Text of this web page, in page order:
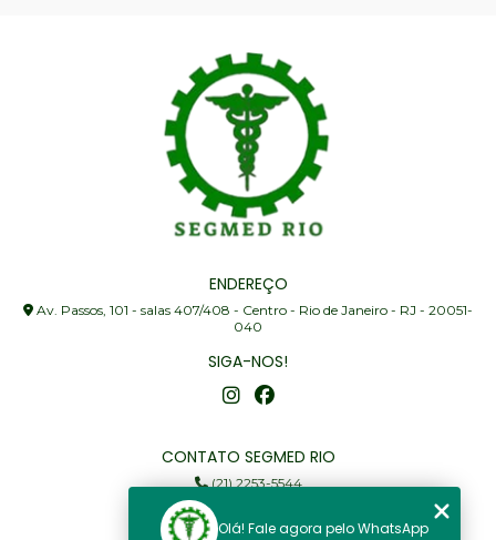
ENDEREÇO
Av. Passos, 101 - salas 407/408 - Centro - Rio de Janeiro - RJ - 20051-
040
SIGA-NOS!
CONTATO SEGMED RIO
(21) 2253-5544
(21) 97905-3352
segmed@segmedrio.com.br
Olá! Fale agora pelo WhatsApp